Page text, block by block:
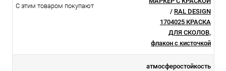
С этим товаром покупают
/ RAL DESIGN
1704025 КРАСКА
ДЛЯ СКОЛОВ,
флакон с кисточкой
атмосферостойкоcть